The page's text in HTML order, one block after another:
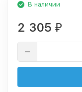
В наличии
2 305 ₽